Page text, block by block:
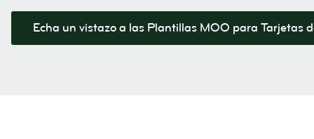
Echa un vistazo a las Plantillas MOO para Tarjetas